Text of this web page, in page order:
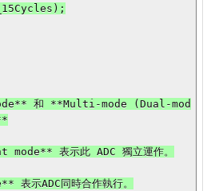
和 **Multi-mode (Dual-mod